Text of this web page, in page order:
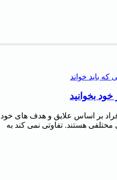
بر اساس علایق و هدف‌ های خود
مختلفی هستند. تفاوتی نمی‌ کند به